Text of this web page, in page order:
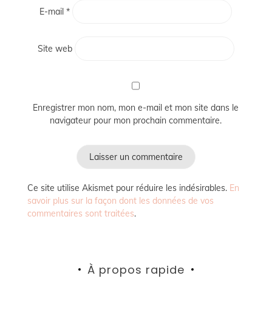
E-mail*
Site web
Enregistrer mon nom, mon e-mail et mon site dans le
navigateur pour mon prochain commentaire.
Ce site utilise Akismet pour réduire les indésirables. En
savoir plus sur la façon dont les données de vos
commentaires sont traitées.
À propos rapide